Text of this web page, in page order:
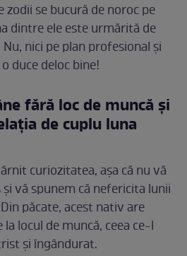
se bucură de noroc pe
dintre ele este urmărită de
nici pe plan profesional și
duce deloc bine!
fără loc de muncă și
de cuplu luna
curiozitatea, așa că nu vă
vă spunem că nefericita lunii
păcate, acest nativ are
locul de muncă, ceea ce-l
și îngândurat.